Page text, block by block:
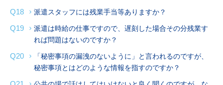
Q18 派遣スタッフには残業手当等ありますか？
Q19
派遣は時給の仕事ですので、遅刻した場合その分残業す
れば問題はないのですか？
Q20
「秘密事項の漏洩のないように」と言われるのですが、
秘密事項とはどのような情報を指すのですか？